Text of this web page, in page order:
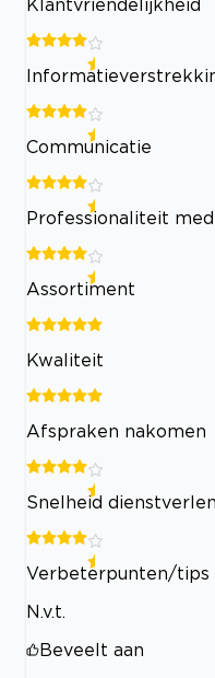
Klantvriendelijkheid
Communicatie
Professionaliteit
Assortiment
Kwaliteit
Afspraken nakomen
Snelheid
Verbeterpunten/tips
N.v.t.
Beveelt aan